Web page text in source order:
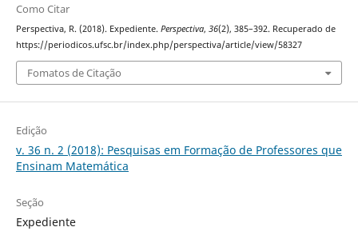
Como Citar
Perspectiva, R. (2018). Expediente. Perspectiva, 36(2), 385–392. Recuperado de
https://periodicos.ufsc.br/index.php/perspectiva/article/view/58327
Fomatos de Citação
Edição
v. 36 n. 2 (2018): Pesquisas em Formação de Professores que
Ensinam Matemática
Seção
Expediente